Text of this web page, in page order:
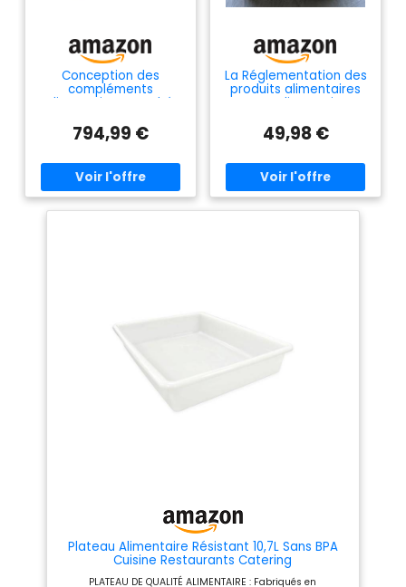
Conception des
compléments
alimentaires: Marché,
réglementation et
efficacité
794,99 €
La Réglementation des
produits alimentaires
et non alimentaires :
et contrôle de la
qualité
49,98 €
Plateau Alimentaire Résistant 10,7L Sans BPA
Cuisine Restaurants Catering
PLATEAU DE QUALITÉ ALIMENTAIRE : Fabriqués en